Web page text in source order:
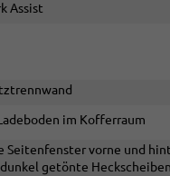
Assist
im Kofferraum
Seitenfenster vorne und
getönte